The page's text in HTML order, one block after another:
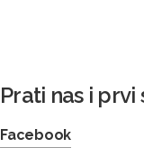
Prati nas i prvi
Facebook